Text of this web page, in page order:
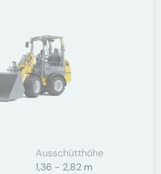
Ausschütthöhe
1,36 - 2,82 m